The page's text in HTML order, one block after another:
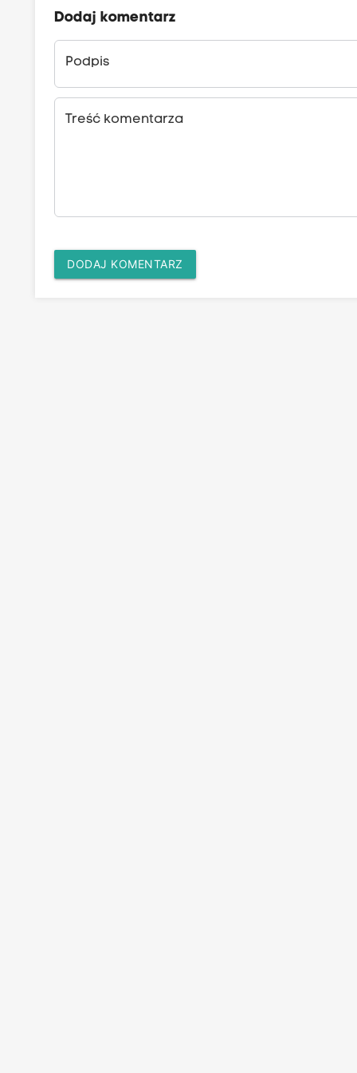
Dodaj komentarz
Podpis
Treść komentarza
DODAJ KOMENTARZ